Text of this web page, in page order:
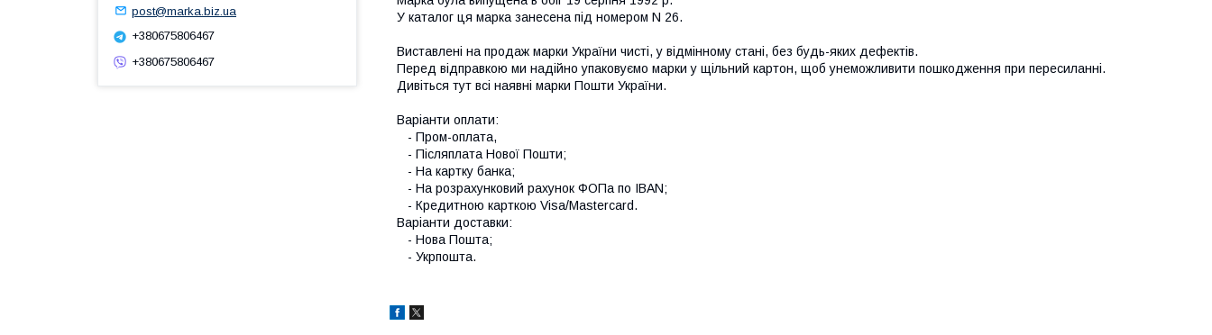
У каталог ця марка занесена під номером N 26.
Виставлені на продаж марки України чисті, у відмінному стані, без будь-яких дефектів.
Перед відправкою ми надійно упаковуємо марки у щільний картон, щоб унеможливити пошкодження при пересиланні.
Дивіться тут всі наявні марки Пошти України.
Варіанти оплати:
- Пром-оплата,
- Післяплата Нової Пошти;
- На картку банка;
- На розрахунковий рахунок ФОПа по IBAN;
- Кредитною карткою Visa/Mastercard.
Варіанти доставки:
- Нова Пошта;
- Укрпошта.
post@marka.biz.ua
+380675806467
+380675806467